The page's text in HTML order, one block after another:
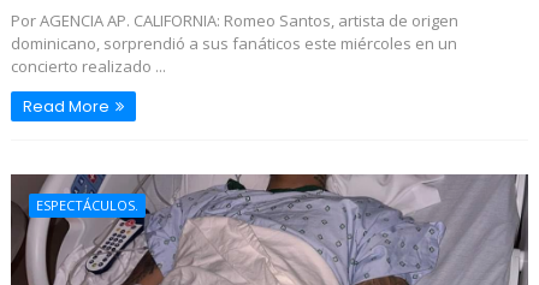
Por AGENCIA AP. CALIFORNIA: Romeo Santos, artista de origen
dominicano, sorprendió a sus fanáticos este miércoles en un
concierto realizado ...
Read More
ESPECTÁCULOS.